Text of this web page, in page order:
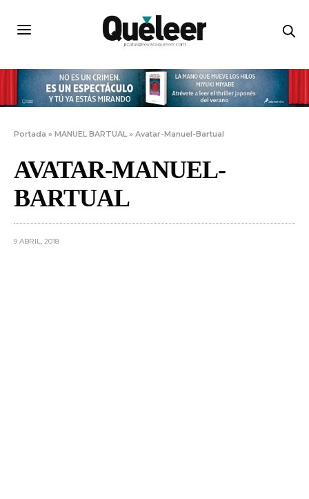
Portada »MANUEL BARTUAL »Avatar-Manuel-Bartual
AVATAR-MANUEL-
BARTUAL
9 ABRIL, 2018